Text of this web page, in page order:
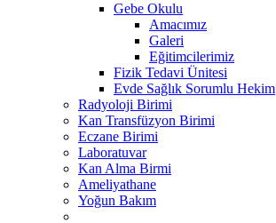
Gebe Okulu
Amacımız
Galeri
Eğitimcilerimiz
Fizik Tedavi Ünitesi
Evde Sağlık Sorumlu Hekim
Radyoloji Birimi
Kan Transfüzyon Birimi
Eczane Birimi
Laboratuvar
Kan Alma Birmi
Ameliyathane
Yoğun Bakım